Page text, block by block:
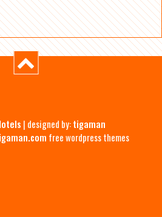
| designed by:tigaman
free wordpress themes